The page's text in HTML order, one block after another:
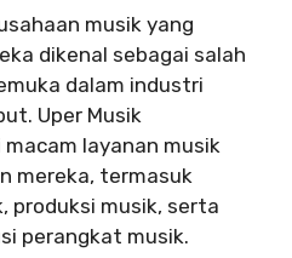
musik yang
dikenal sebagai salah
dalam industri
Uper Musik
layanan musik
mereka, termasuk
produksi musik, serta
perangkat musik.